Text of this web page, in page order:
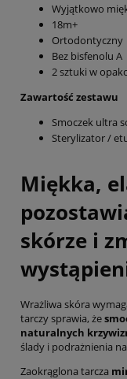
Wyjątkowo
18m+
Ortodontyczny
Bez bisfenolu A
2 sztuki w
Zawartość zestawu
Smoczek ultra
Sterylizator /
Miękka,
skórze i
Wrażliwa skóra
tarczy sprawia, że
naturalnych
ślady i podrażnienia
Zaokrąglona tarcza